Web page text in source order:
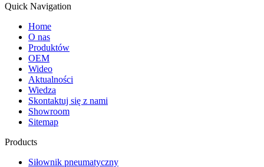
Quick Navigation
Home
O nas
Produktów
OEM
Wideo
Aktualności
Wiedza
Skontaktuj się z nami
Showroom
Sitemap
Products
Siłownik pneumatyczny